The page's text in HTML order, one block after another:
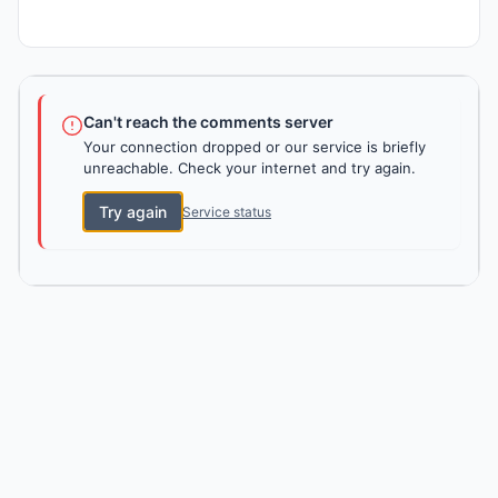
Can't reach the comments server
Your connection dropped or our service is briefly
unreachable. Check your internet and try again.
Try again Service status